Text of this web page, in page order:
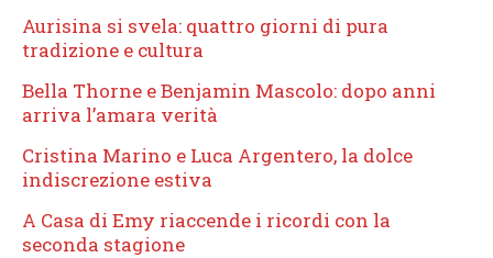
Aurisina si svela: quattro giorni di pura
tradizione e cultura
Bella Thorne e Benjamin Mascolo: dopo anni
arriva l’amara verità
Cristina Marino e Luca Argentero, la dolce
indiscrezione estiva
A Casa di Emy riaccende i ricordi con la
seconda stagione